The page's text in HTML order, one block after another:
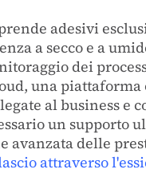
adesivi
a secco e a
dei
una
al business e
un supporto
avanzata delle
attraverso